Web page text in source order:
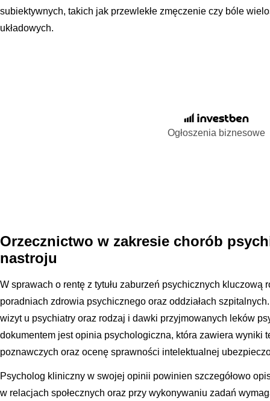
subiektywnych, takich jak przewlekłe zmęczenie czy bóle
układowych.
Ogłoszenia biznesowe
Orzecznictwo w zakresie chorób
nastroju
W sprawach o rentę z tytułu zaburzeń psychicznych kluczową
poradniach zdrowia psychicznego oraz oddziałach
wizyt u psychiatry oraz rodzaj i dawki przyjmowanych leków
dokumentem jest opinia psychologiczna, która zawiera wyniki
poznawczych oraz ocenę sprawności intelektualnej
Psycholog kliniczny w swojej opinii powinien szczegółowo
w relacjach społecznych oraz przy wykonywaniu zadań